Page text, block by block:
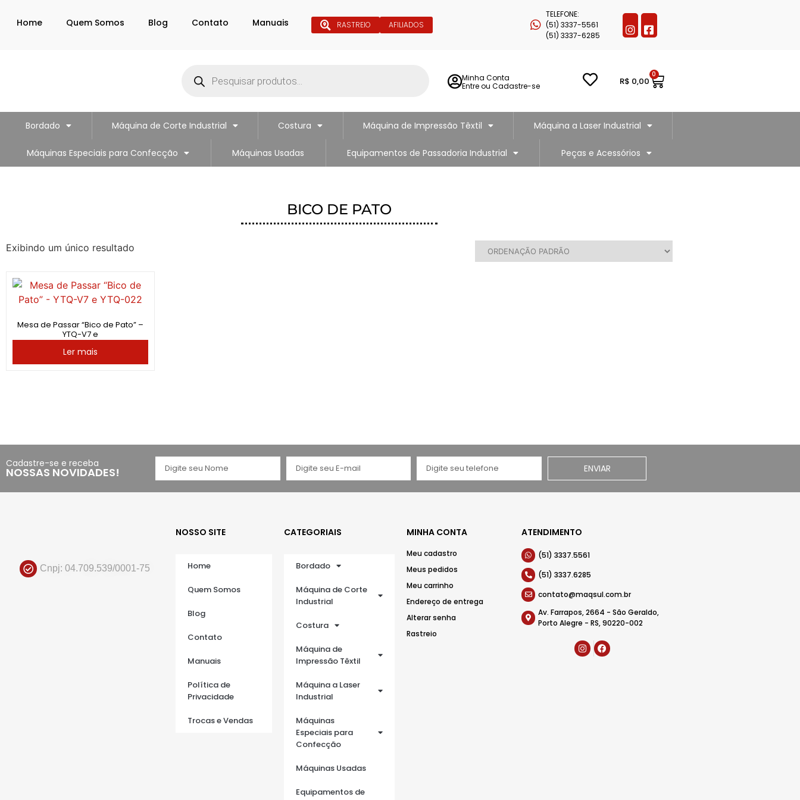
Home Quem Somos Blog Contato Manuais RASTREIO AFILIADOS
TELEFONE:
(51) 3337-5561
(51) 3337-6285
Minha Conta
Entre ou Cadastre-se
R$ 0,00
0
Bordado Máquina de Corte Industrial Costura Máquina de Impressão Têxtil Máquina a Laser Industrial
Máquinas Especiais para Confecção Máquinas Usadas Equipamentos de Passadoria Industrial Peças e Acessórios
BICO DE PATO
Exibindo um único resultado
Mesa de Passar “Bico de Pato” –
YTQ-V7 e
Ler mais
Cadastre-se e receba
NOSSAS NOVIDADES! ENVIAR
Cnpj: 04.709.539/0001-75
NOSSO SITE
Home
Quem Somos
Blog
Contato
Manuais
Política de
Privacidade
Trocas e Vendas
CATEGORIAIS
Bordado
Máquina de Corte
Industrial
Costura
Máquina de
Impressão Têxtil
Máquina a Laser
Industrial
Máquinas
Especiais para
Confecção
Máquinas Usadas
Equipamentos de
MINHA CONTA
Meu cadastro
Meus pedidos
Meu carrinho
Endereço de entrega
Alterar senha
Rastreio
ATENDIMENTO
(51) 3337.5561
(51) 3337.6285
contato@maqsul.com.br
Av. Farrapos, 2664 - São Geraldo,
Porto Alegre - RS, 90220-002